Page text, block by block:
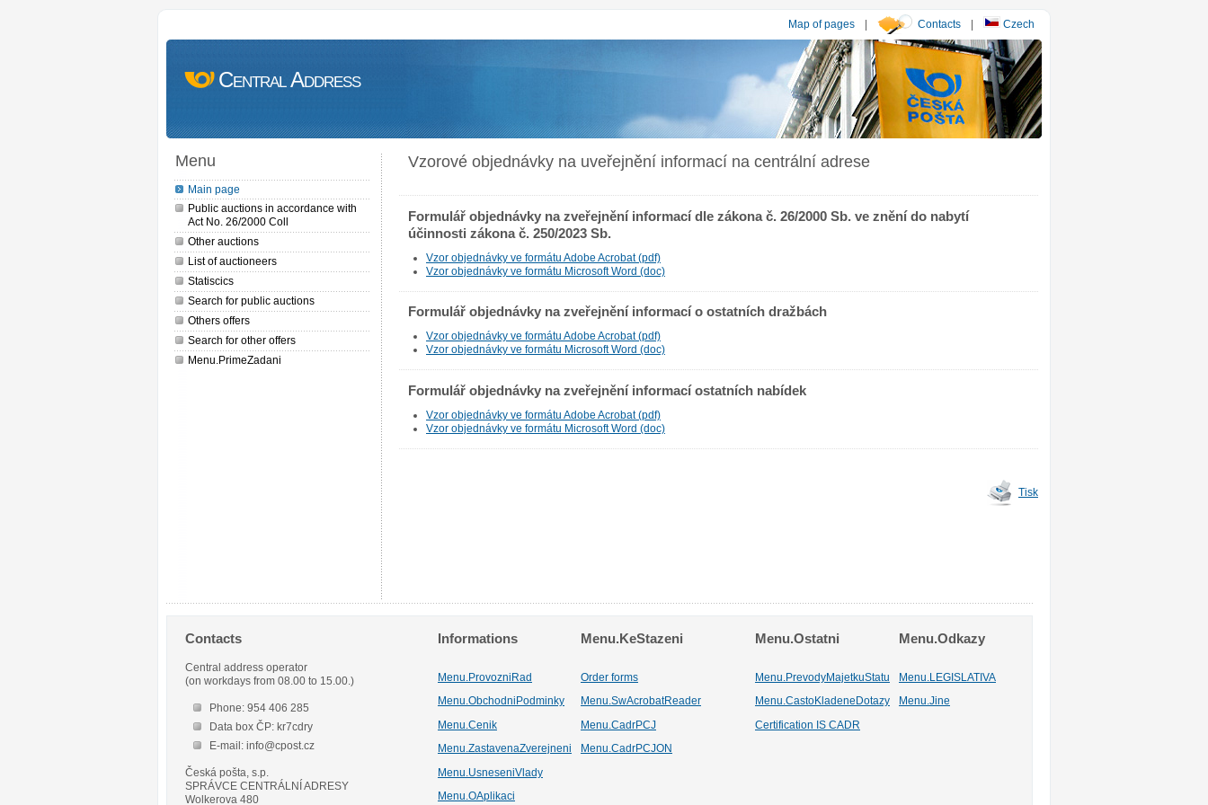
Map of pages | Contacts | Czech
Central Address
Menu
Main page
Public auctions in accordance with
Act No. 26/2000 Coll
Other auctions
List of auctioneers
Statiscics
Search for public auctions
Others offers
Search for other offers
Menu.PrimeZadani
Vzorové objednávky na uveřejnění informací na centrální adrese
Formulář objednávky na zveřejnění informací dle zákona č. 26/2000 Sb. ve znění do nabytí
účinnosti zákona č. 250/2023 Sb.
Vzor objednávky ve formátu Adobe Acrobat (pdf)
Vzor objednávky ve formátu Microsoft Word (doc)
Formulář objednávky na zveřejnění informací o ostatních dražbách
Vzor objednávky ve formátu Adobe Acrobat (pdf)
Vzor objednávky ve formátu Microsoft Word (doc)
Formulář objednávky na zveřejnění informací ostatních nabídek
Vzor objednávky ve formátu Adobe Acrobat (pdf)
Vzor objednávky ve formátu Microsoft Word (doc)
Tisk
Contacts
Central address operator
(on workdays from 08.00 to 15.00.)
Phone: 954 406 285
Data box ČP: kr7cdry
E-mail: info@cpost.cz
Česká pošta, s.p.
SPRÁVCE CENTRÁLNÍ ADRESY
Wolkerova 480
Informations Menu.KeStazeni Menu.Ostatni Menu.Odkazy
Menu.ProvozniRad Order forms Menu.PrevodyMajetkuStatu
Menu.LEGISLATIVA
Menu.ObchodniPodminky
Menu.SwAcrobatReader Menu.CastoKladeneDotazy Menu.Jine
Menu.Cenik Menu.CadrPCJ
Certification IS CADR
Menu.ZastavenaZverejneni
Menu.CadrPCJON
Menu.UsneseniVlady
Menu.OAplikaci